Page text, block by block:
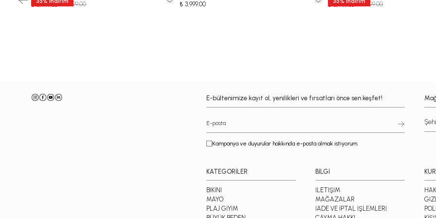
₺ 8,449.35₺ 12,999.00
₺ 3,999.00
₺ 8,449.35₺ 12,999.00
E-bültenimize kayıt ol, yenilikleri ve fırsatları önce sen keşfet!
Kampanya ve duyurular hakkında e-posta almak istiyorum.
KATEGORİLER
BİKİNİ
MAYO
PLAJ GİYİM
BİLGİ
İLETİŞİM
MAĞAZALAR
İADE VE İPTAL İŞLEMLERİ